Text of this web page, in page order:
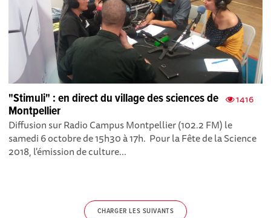
1416
"Stimuli" : en direct du village des sciences de
Montpellier
Diffusion sur Radio Campus Montpellier (102.2 FM) le
samedi 6 octobre de 15h30 à 17h. Pour la Fête de la Science
2018, l'émission de culture...
CHARGER LES SUIVANTS